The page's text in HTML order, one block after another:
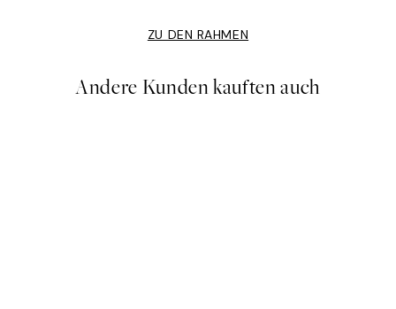
ZU DEN RAHMEN
Andere Kunden kauften auch